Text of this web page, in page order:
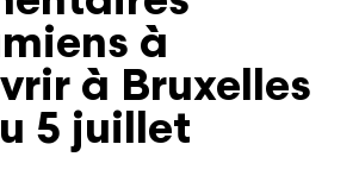
à
à Bruxelles
5 juillet
l'étranger
à la recherche